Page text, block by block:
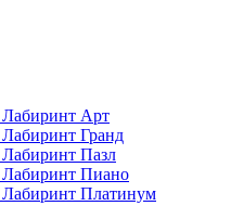
Арт
Гранд
Пазл
Пиано
Платинум